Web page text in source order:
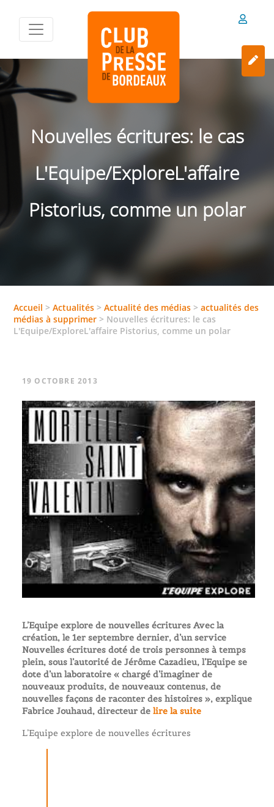
Nouvelles écritures: le cas
L'Equipe/ExploreL'affaire
Pistorius, comme un polar
Accueil >Actualités >Actualité des médias >actualités des
médias à supprimer > Nouvelles écritures: le cas
L'Equipe/ExploreL'affaire Pistorius, comme un polar
19 OCTOBRE 2013
L’Equipe explore de nouvelles écritures Avec la
création, le 1er septembre dernier, d’un service
Nouvelles écritures doté de trois personnes à temps
plein, sous l’autorité de Jérôme Cazadieu, l’Equipe se
dote d’un laboratoire « chargé d’imaginer de
nouveaux produits, de nouveaux contenus, de
nouvelles façons de raconter des histoires », explique
Fabrice Jouhaud, directeur delire la suite
L’Equipe explore de nouvelles écritures